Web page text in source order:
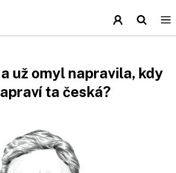
už omyl napravila, kdy
ta česká?